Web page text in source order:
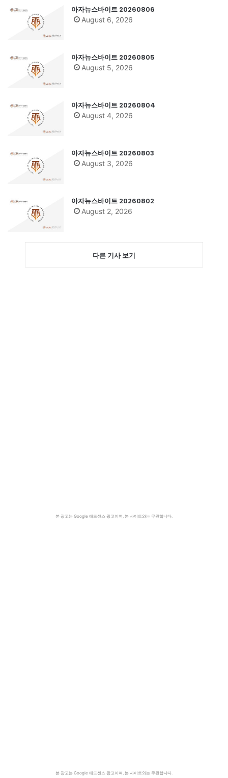
아자뉴스바이트 20260806
August 6, 2026
아자뉴스바이트 20260805
August 5, 2026
아자뉴스바이트 20260804
August 4, 2026
아자뉴스바이트 20260803
August 3, 2026
아자뉴스바이트 20260802
August 2, 2026
다른 기사 보기
본 광고는 Google 애드센스 광고이며, 본 사이트와는 무관합니다.
본 광고는 Google 애드센스 광고이며, 본 사이트와는 무관합니다.